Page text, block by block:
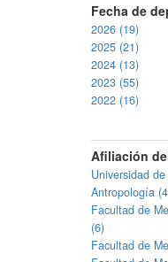
Fecha de
2026 (19)
2025 (21)
2024 (13)
2023 (55)
2022 (16)
Afiliación
Universidad
Antropología
Facultad de
(6)
Facultad de